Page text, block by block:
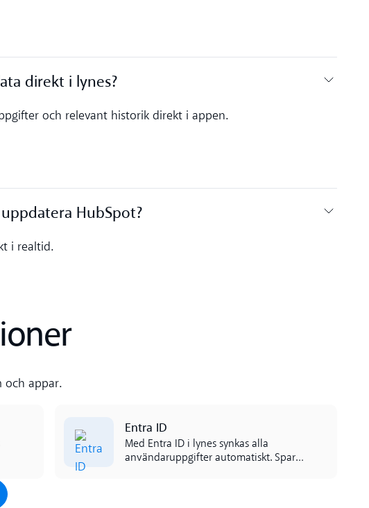
direkt i lynes?‍
och relevant historik direkt i appen.
HubSpot?‍
i realtid.
och appar.
Entra ID
Med Entra ID i lynes synkas alla
användaruppgifter automatiskt. Spara
sälj